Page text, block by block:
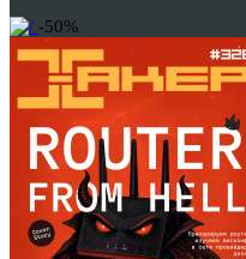
-50%